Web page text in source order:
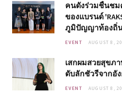
คนดังร่วมชื่นชม
ของแบรนด์
ภูมิปัญญาท้องถิ่
EVENT AUGUST 8,
เสกผมสวยสุขภ
ดับลักชัวรีจากอั
EVENT AUGUST 8,